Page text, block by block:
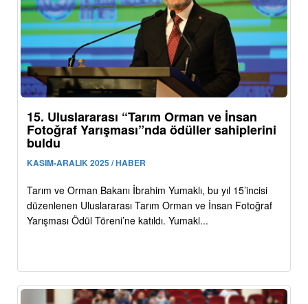
15. Uluslararası “Tarım Orman ve İnsan
Fotoğraf Yarışması”nda ödüller sahiplerini
buldu
KASIM-ARALIK 2025 / HABER
Tarım ve Orman Bakanı İbrahim Yumaklı, bu yıl 15’incisi
düzenlenen Uluslararası Tarım Orman ve İnsan Fotoğraf
Yarışması Ödül Töreni’ne katıldı. Yumakl...